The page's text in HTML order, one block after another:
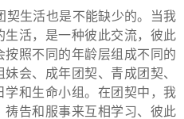
契生活也是不能缺少的。当我
活，是一种彼此交流，彼此
照不同的年龄层组成不同的
会、成年团契、青成团契、
和生命小组。在团契中，我
告和服事来互相学习、彼此